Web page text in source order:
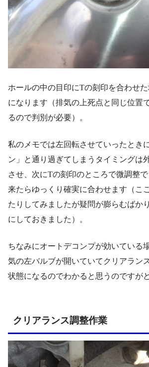
ホールの中の目印にTの刻印を合わせ
になります（排気の上死点と同じ位置
るので判別が必要）。
私のメモでは左回転させていったとき
ン」と通り過ぎてしまうタイミングは
させ、次にTの刻印のところで微調整
来たらゆっくり確実に合わせます（こ
たりしてみましたが疑問が膨らむばか
にしておきました）。
ちなみにオートデコンプが効いている
気の左バルブが開いていてクリアラン
状態になるのでわかると思うのですが
クリアランス調整作業